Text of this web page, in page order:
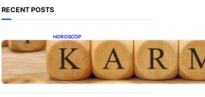
RECENT POSTS
HOROSCOP
Eclipsa și Karma: Impactul
Emoțional Asupra Zodiilor
Leu și Vărsător